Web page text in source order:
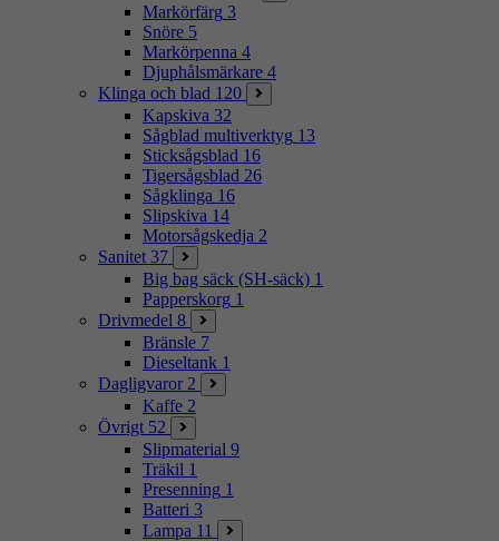
Markörfärg 3
Snöre 5
Markörpenna 4
Djuphålsmärkare 4
Klinga och blad 120
Kapskiva 32
Sågblad multiverktyg 13
Sticksågsblad 16
Tigersågsblad 26
Sågklinga 16
Slipskiva 14
Motorsågskedja 2
Sanitet 37
Big bag säck (SH-säck) 1
Papperskorg 1
Drivmedel 8
Bränsle 7
Dieseltank 1
Dagligvaror 2
Kaffe 2
Övrigt 52
Slipmaterial 9
Träkil 1
Presenning 1
Batteri 3
Lampa 11